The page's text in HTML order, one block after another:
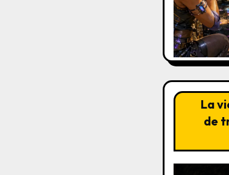
La
de